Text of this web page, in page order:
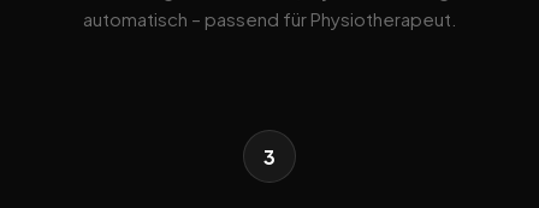
automatisch – passend für Physiotherapeut.
3